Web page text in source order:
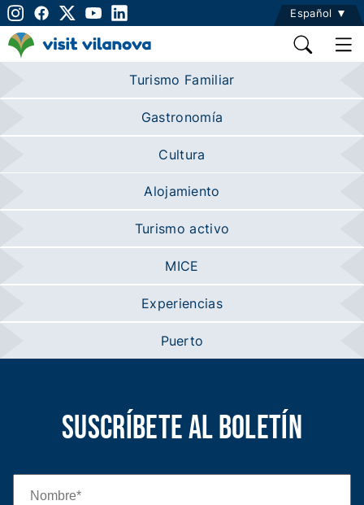
Español
Turismo Familiar
Gastronomía
Cultura
Alojamiento
Turismo activo
MICE
Experiencias
Puerto
Suscríbete al boletín